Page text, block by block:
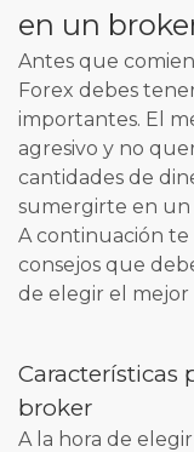
en un
Antes que
Forex debes
importantes. El
agresivo y no
cantidades de
sumergirte en
A continuación te
consejos que
de elegir el mejor
Características
broker
A la hora de